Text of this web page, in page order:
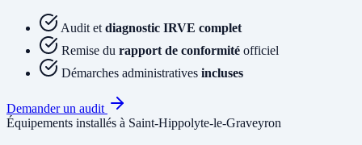
Audit et diagnostic IRVE complet
Remise du rapport de conformité officiel
Démarches administratives incluses
Demander un audit
Équipements installés à Saint-Hippolyte-le-Graveyron